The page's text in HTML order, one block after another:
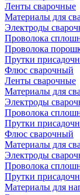
Ленты сварочные
Материалы для
Электроды
Проволока
Проволока
Прутки
Флюс сварочный
Ленты сварочные
Материалы для
Электроды
Проволока
Прутки
Флюс сварочный
Материалы для
Электроды
Проволока
Прутки
Материалы для